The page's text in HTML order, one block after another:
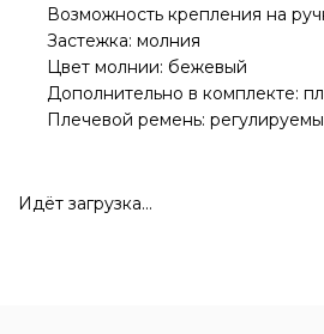
Возможность крепления на
Застежка: молния
Цвет молнии: бежевый
Дополнительно в комплекте:
Плечевой ремень:
Идёт загрузка...